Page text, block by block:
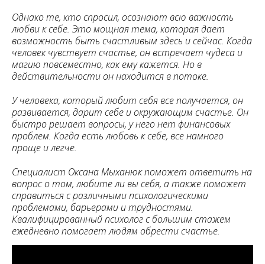
Однако те, кто спросил, осознают всю важность
любви к себе. Это мощная тема, которая дает
возможность быть счастливым здесь и сейчас. Когда
человек чувствует счастье, он встречает чудеса и
магию повсеместно, как ему кажется. Но в
действительности он находится в потоке.
У человека, который любит себя все получается, он
развивается, дарит себе и окружающим счастье. Он
быстро решает вопросы, у него нет финансовых
проблем. Когда есть любовь к себе, все намного
проще и легче.
Специалист Оксана Мыханюк поможет ответить на
вопрос о том, любите ли вы себя, а также поможет
справиться с различными психологическими
проблемами, барьерами и трудностями.
Квалифицированный психолог с большим стажем
ежедневно помогает людям обрести счастье.